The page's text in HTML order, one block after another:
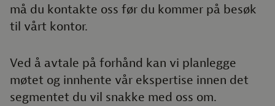
må du kontakte oss før du kommer på besøk
til vårt kontor.
Ved å avtale på forhånd kan vi planlegge
møtet og innhente vår ekspertise innen det
segmentet du vil snakke med oss om.